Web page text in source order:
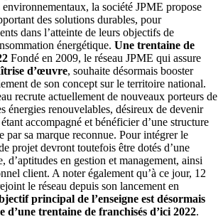
environnementaux, la société JPME propose
des solutions durables, pour
dans l’atteinte de leurs objectifs de
énergétique. Une trentaine de
Fondé en 2009, le réseau JPME qui assure
d’œuvre, souhaite désormais booster
de son concept sur le territoire national.
recrute actuellement de nouveaux porteurs de
énergies renouvelables, désireux de devenir
accompagné et bénéficier d’une structure
par sa marque reconnue. Pour intégrer le
projet devront toutefois être dotés d’une
d’aptitudes en gestion et management, ainsi
client. A noter également qu’à ce jour, 12
le réseau depuis son lancement en
principal de l’enseigne est désormais
d’une trentaine de franchisés d’ici 2022.